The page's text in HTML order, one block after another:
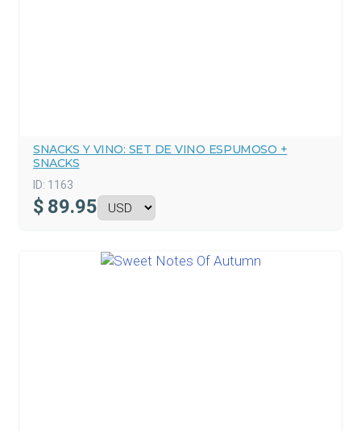
SNACKS Y VINO: SET DE VINO ESPUMOSO +
SNACKS
ID: 1163
$ 89.95